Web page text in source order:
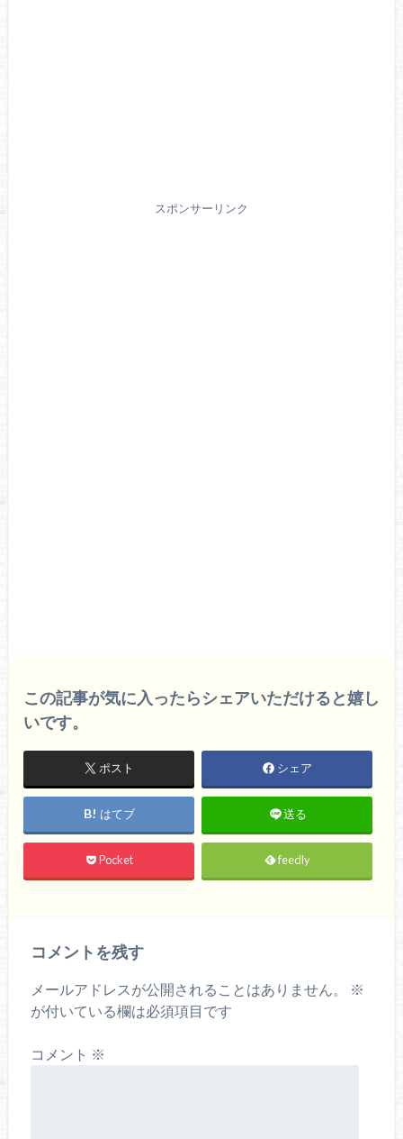
スポンサーリンク
この記事が気に入ったらシェアいただけると嬉し
いです。
ポスト シェア
はてブ 送る
Pocket feedly
コメントを残す
メールアドレスが公開されることはありません。
※
が付いている欄は必須項目です
コメント ※